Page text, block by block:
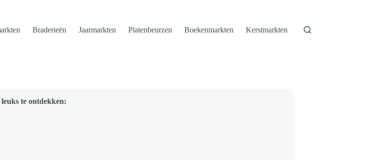
Braderieën Jaarmarkten Platenbeurzen Boekenmarkten Kerstmarkten
leuks te ontdekken: